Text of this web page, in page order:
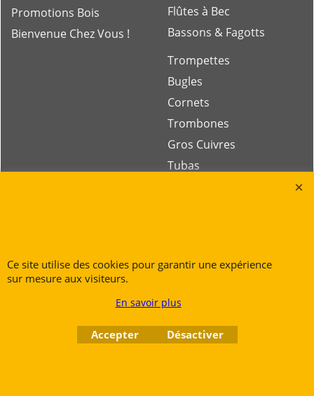
Promotions Bois
Bienvenue Chez Vous !
Flûtes à Bec
Bassons & Fagotts
Trompettes
Bugles
Cornets
Trombones
Gros Cuivres
Tubas
Tél. +32 (0) 470 876 817
Au capital de 10000€ - N°BE1007294916
Ce site utilise des cookies pour garantir une expérience
sur mesure aux visiteurs.
En savoir plus
Accepter Désactiver